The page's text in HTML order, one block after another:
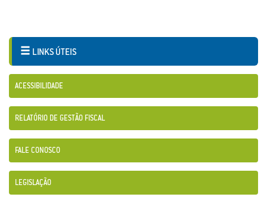
LINKS ÚTEIS
ACESSIBILIDADE
RELATÓRIO DE GESTÃO FISCAL
FALE CONOSCO
LEGISLAÇÃO